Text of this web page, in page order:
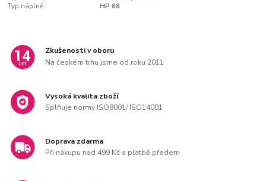
Typ náplně:
HP 88
Zkušenosti v oboru
Na českém trhu jsme od roku 2011
Vysoká kvalita zboží
Splňuje normy ISO9001/ ISO14001
Doprava zdarma
Při nákupu nad 499 Kč a platbě předem